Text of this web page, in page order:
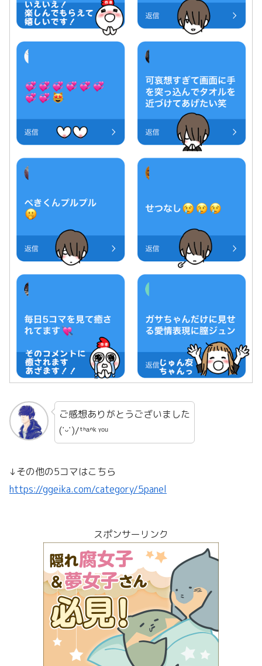
ご感想ありがとうございました
(˙ᵕ˙)/ᵗᑋᵃᐢᵏ ᵞᵒᵘ
↓その他の5コマはこちら
https://ggeika.com/category/5panel
スポンサーリンク